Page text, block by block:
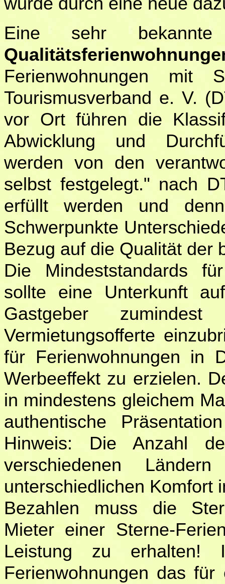
Eine sehr
Ferienwohnungen mit
Tourismusverband e. V.
vor Ort führen die
Abwicklung und
werden von den
selbst festgelegt." nach
erfüllt werden und
Schwerpunkte
Bezug auf die Qualität der
Die Mindeststandards
sollte eine Unterkunft
Gastgeber
Vermietungsofferte
für Ferienwohnungen in
Werbeeffekt zu erzielen.
in mindestens gleichem
authentische
Hinweis: Die Anzahl
verschiedenen
unterschiedlichen Komfort
Bezahlen muss die
Mieter einer Sterne-
Leistung zu erhalten!
Ferienwohnungen das